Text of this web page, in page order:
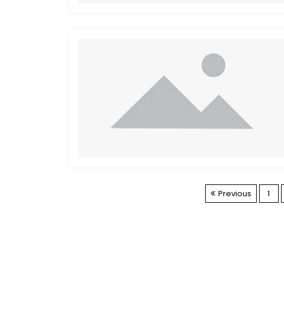
Previous 1